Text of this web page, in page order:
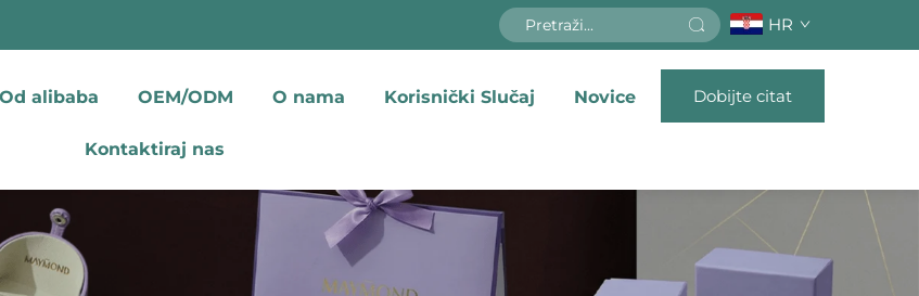
HR
Od alibaba OEM/ODM O nama Korisnički Slučaj Novice
Kontaktiraj nas
Dobijte citat